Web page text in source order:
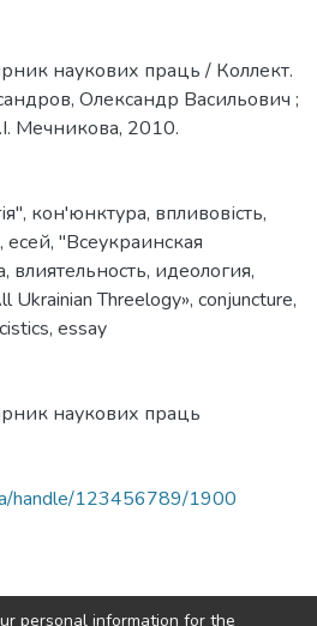
наукових праць / Коллект.
Олександр Васильович ;
Мечникова, 2010.
, кон'юнктура, впливовість,
, есей, "Всеукраинская
, влиятельность, идеология,
Ukrainian Threelogy», conjuncture,
, essay
наукових праць
handle/123456789/1900
personal information for the